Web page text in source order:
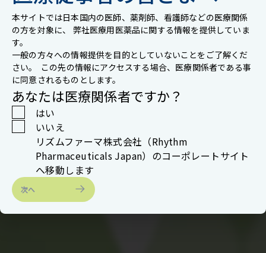
本サイトでは日本国内の医師、薬剤師、看護師などの医療関係
の方を対象に、 弊社医療用医薬品に関する情報を提供していま
す。
一般の方々への情報提供を目的としていないことをご了解くだ
さい。 この先の情報にアクセスする場合、医療関係者である事
に同意されるものとします。
あなたは医療関係者ですか？
はい
いいえ
リズムファーマ株式会社（Rhythm
Pharmaceuticals Japan）のコーポレートサイト
へ移動します
次へ